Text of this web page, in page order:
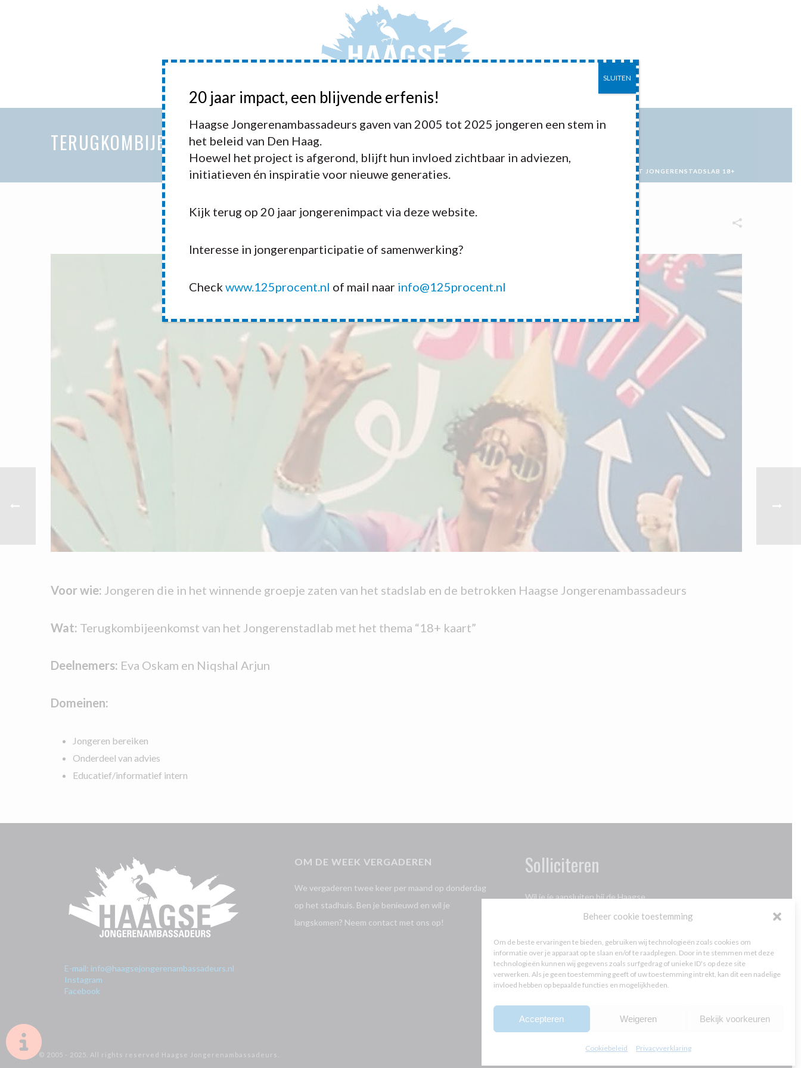
Beheer cookie toestemming
Om de beste ervaringen te bieden, gebruiken wij technologieën zoals cookies om
informatie over je apparaat op te slaan en/of te raadplegen. Door in te stemmen met deze
technologieën kunnen wij gegevens zoals surfgedrag of unieke ID's op deze site
verwerken. Als je geen toestemming geeft of uw toestemming intrekt, kan dit een nadelige
invloed hebben op bepaalde functies en mogelijkheden.
Accepteren Weigeren Bekijk voorkeuren
Cookiebeleid Privacyverklaring
HOME HAAGSE JONGERENAMBASSADEURS ADVIEZEN CONTACT
TERUGKOMBIJEENKOMST JONGERENSTADSLAB 18+
TERUGKOMBIJEENKOMST JONGERENSTADSLAB 18+
Voor wie: Jongeren die in het winnende groepje zaten van het stadslab en de betrokken Haagse Jongerenambassadeurs
Wat: Terugkombijeenkomst van het Jongerenstadlab met het thema “18+ kaart”
Deelnemers: Eva Oskam en Niqshal Arjun
Domeinen:
Jongeren bereiken
Onderdeel van advies
Educatief/informatief intern
E-mail: info@haagsejongerenambassadeurs.nl
Instagram
Facebook
OM DE WEEK VERGADEREN
We vergaderen twee keer per maand op donderdag
op het stadhuis. Ben je benieuwd en wil je
langskomen? Neem contact met ons op!
Solliciteren
Wil je je aansluiten bij de Haagse
Jongerenambassadeurs? Klikhier
Privacybeleid
Leeshierons privacybeleid
© 2005 - 2025. All rights reserved Haagse Jongerenambassadeurs.
20 jaar impact, een blijvende erfenis!
Haagse Jongerenambassadeurs gaven van 2005 tot 2025 jongeren een stem in
het beleid van Den Haag.
Hoewel het project is afgerond, blijft hun invloed zichtbaar in adviezen,
initiatieven én inspiratie voor nieuwe generaties.
Kijk terug op 20 jaar jongerenimpact via deze website.
Interesse in jongerenparticipatie of samenwerking?
Check www.125procent.nl of mail naar info@125procent.nl
SLUITEN